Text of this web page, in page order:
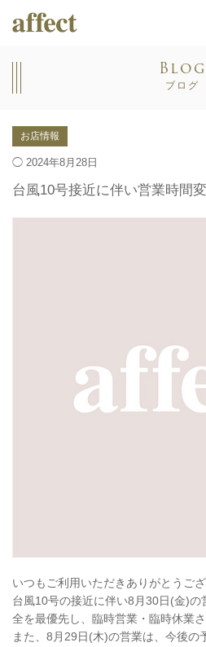
Blog
ブログ
お店情報
◯ 2024年8月28日
台風10号接近に伴い営業時間
いつもご利用いただきありがとうござ
台風10号の接近に伴い8月30日(金)
全を最優先し、臨時営業・臨時休業
また、8月29日(木)の営業は、今後の